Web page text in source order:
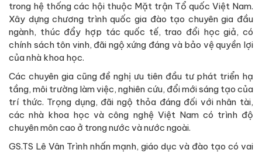
trong hệ thống các hội thuộc Mặt trận Tổ quốc Việt Nam.
Xây dựng chương trình quốc gia đào tạo chuyên gia đầu
ngành, thúc đẩy hợp tác quốc tế, trao đổi học giả, có
chính sách tôn vinh, đãi ngộ xứng đáng và bảo vệ quyền lợi
của nhà khoa học.
Các chuyên gia cũng đề nghị ưu tiên đầu tư phát triển hạ
tầng, môi trường làm việc, nghiên cứu, đổi mới sáng tạo của
trí thức. Trọng dụng, đãi ngộ thỏa đáng đối với nhân tài,
các nhà khoa học và công nghệ Việt Nam có trình độ
chuyên môn cao ở trong nước và nước ngoài.
GS.TS Lê Vân Trình nhấn mạnh, giáo dục và đào tạo có vai